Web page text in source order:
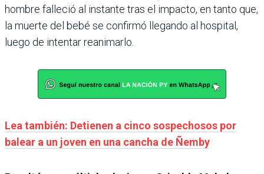
hombre falleció al instante tras el impacto, en tanto que,
la muerte del bebé se confirmó llegando al hospital,
luego de intentar reanimarlo.
Lea también: Detienen a cinco sospechosos por
balear a un joven en una cancha de Ñemby